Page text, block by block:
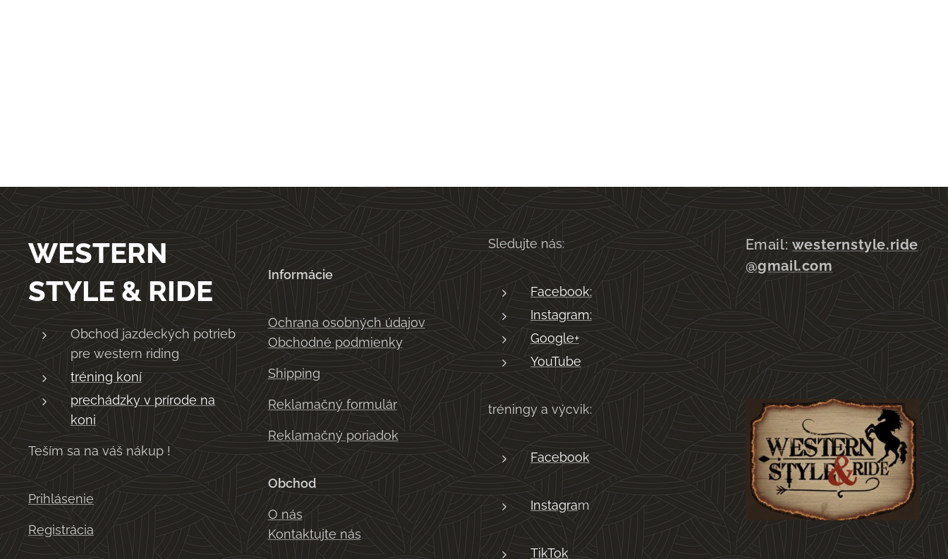
WESTERN
STYLE & RIDE
Obchod jazdeckých potrieb
pre western riding
tréning koní
prechádzky v prírode na
koni
Teším sa na váš nákup !
Prihlásenie
Registrácia
Informácie
Ochrana osobných údajov
Obchodné podmienky
Shipping
Reklamačný formulár
Reklamačný poriadok
Obchod
O nás
Kontaktujte nás
Sledujte nás:
Facebook:
Instagram:
Google+
YouTube
tréningy a výcvik:
Facebook
Instagram
TikTok
Email: westernstyle.ride
@gmail.com